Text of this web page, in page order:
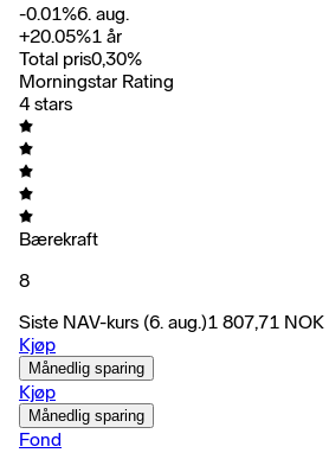
-0.01%6. aug.
+20.05%1 år
Total pris0,30%
Morningstar Rating
4 stars
Bærekraft
8
Siste NAV-kurs (6. aug.)1 807,71 NOK
Kjøp
Månedlig sparing
Kjøp
Månedlig sparing
Fond